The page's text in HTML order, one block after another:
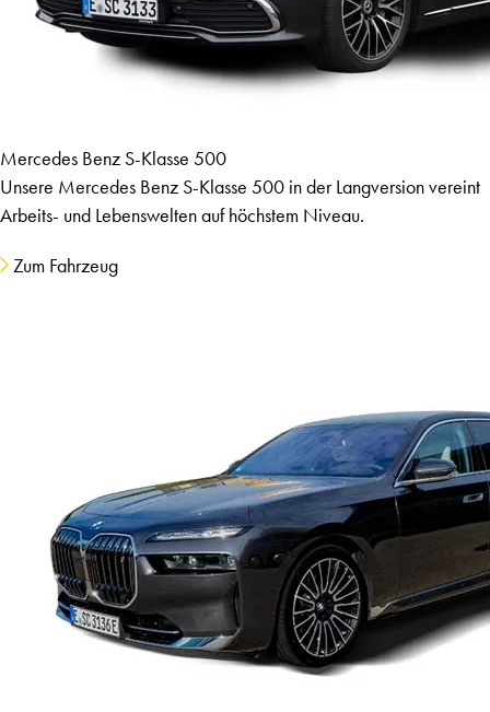
Mercedes Benz S-Klasse 500
Unsere Mercedes Benz S-Klasse 500 in der Langversion vereint
Arbeits- und Lebenswelten auf höchstem Niveau.
Zum Fahrzeug